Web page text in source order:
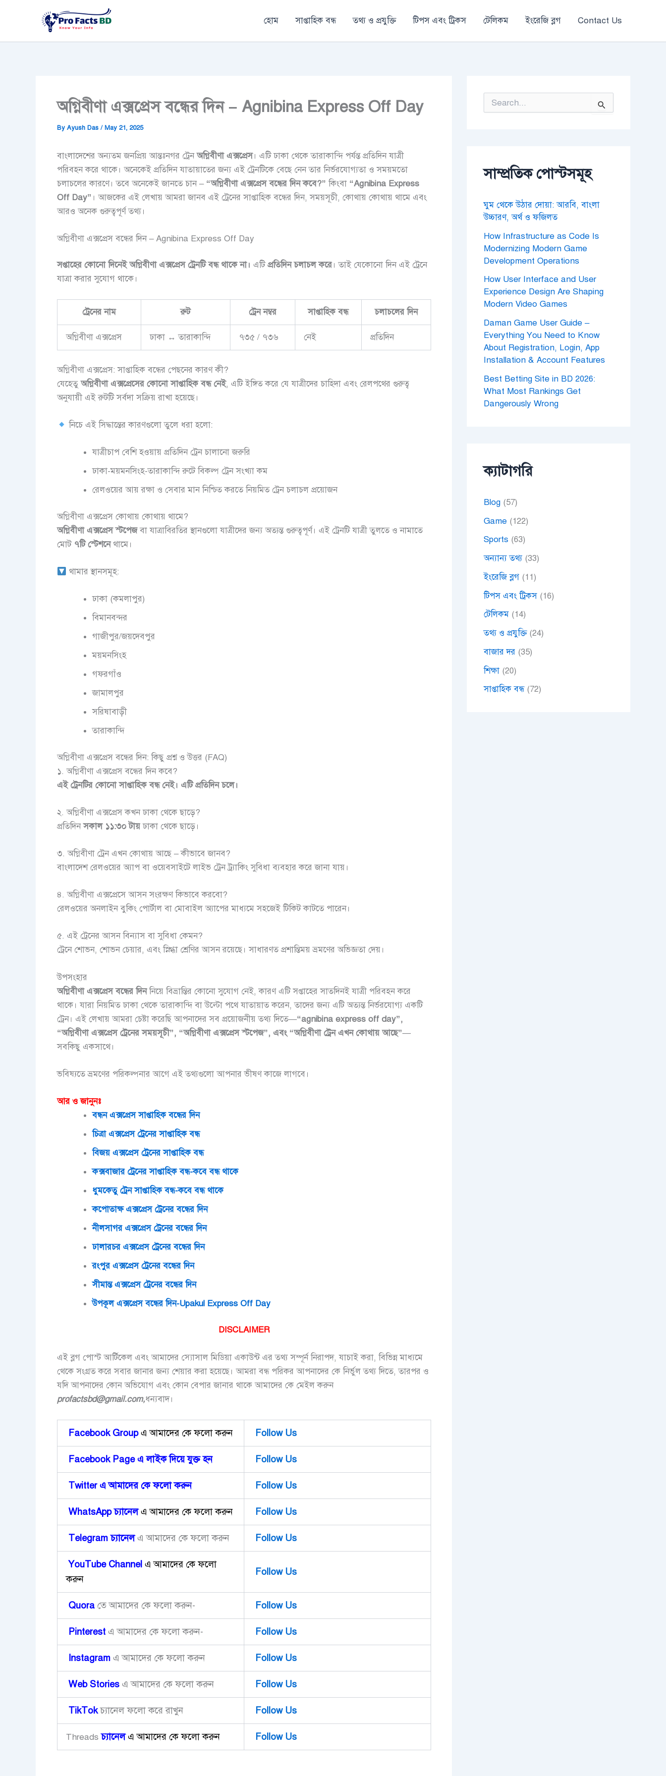
হোম সাপ্তাহিক বন্ধ তথ্য ও প্রযুক্তি টিপস এবং ট্রিকস টেলিকম ইংরেজি ব্লগ Contact Us
অগ্নিবীণা এক্সপ্রেস বন্ধের দিন – Agnibina Express Off Day
By Ayush Das /May 21, 2025
বাংলাদেশের অন্যতম জনপ্রিয় আন্তঃনগর ট্রেনঅগ্নিবীণা এক্সপ্রেস। এটি ঢাকা থেকে তারাকান্দি পর্যন্ত প্রতিদিন যাত্রী
পরিবহন করে থাকে। অনেকেই প্রতিদিন যাতায়াতের জন্য এই ট্রেনটিকে বেছে নেন তার নির্ভরযোগ্যতা ও সময়মতো
চলাচলের কারণে। তবে অনেকেই জানতে চান – “অগ্নিবীণা এক্সপ্রেস বন্ধের দিন কবে?” কিংবা “Agnibina Express
Off Day” । আজকের এই লেখায় আমরা জানব এই ট্রেনের সাপ্তাহিক বন্ধের দিন, সময়সূচী, কোথায় কোথায় থামে এবং
আরও অনেক গুরুত্বপূর্ণ তথ্য।
অগ্নিবীণা এক্সপ্রেস বন্ধের দিন – Agnibina Express Off Day
সপ্তাহের কোনো দিনেই অগ্নিবীণা এক্সপ্রেস ট্রেনটি বন্ধ থাকে না। এটিপ্রতিদিন চলাচল করে। তাই যেকোনো দিন এই ট্রেনে
যাত্রা করার সুযোগ থাকে।
ট্রেনের নাম রুট ট্রেন নম্বর সাপ্তাহিক বন্ধ চলাচলের দিন
অগ্নিবীণা এক্সপ্রেস ঢাকা ↔ তারাকান্দি ৭৩৫ / ৭৩৬ নেই প্রতিদিন
অগ্নিবীণা এক্সপ্রেস: সাপ্তাহিক বন্ধের পেছনের কারণ কী?
যেহেতুঅগ্নিবীণা এক্সপ্রেসের কোনো সাপ্তাহিক বন্ধ নেই, এটি ইঙ্গিত করে যে যাত্রীদের চাহিদা এবং রেলপথের গুরুত্ব
অনুযায়ী এই রুটটি সর্বদা সক্রিয় রাখা হয়েছে।
নিচে এই সিদ্ধান্তের কারণগুলো তুলে ধরা হলো:
যাত্রীচাপ বেশি হওয়ায় প্রতিদিন ট্রেন চালানো জরুরি
ঢাকা-ময়মনসিংহ-তারাকান্দি রুটে বিকল্প ট্রেন সংখ্যা কম
রেলওয়ের আয় রক্ষা ও সেবার মান নিশ্চিত করতে নিয়মিত ট্রেন চলাচল প্রয়োজন
অগ্নিবীণা এক্সপ্রেস কোথায় কোথায় থামে?
অগ্নিবীণা এক্সপ্রেস স্টপেজবা যাত্রাবিরতির স্থানগুলো যাত্রীদের জন্য অত্যন্ত গুরুত্বপূর্ণ। এই ট্রেনটি যাত্রী তুলতে ও নামাতে
মোট ৭টি স্টেশনেথামে।
থামার স্থানসমূহ:
ঢাকা (কমলাপুর)
বিমানবন্দর
গাজীপুর/জয়দেবপুর
ময়মনসিংহ
গফরগাঁও
জামালপুর
সরিষাবাড়ী
তারাকান্দি
অগ্নিবীণা এক্সপ্রেস বন্ধের দিন: কিছু প্রশ্ন ও উত্তর (FAQ)
১. অগ্নিবীণা এক্সপ্রেস বন্ধের দিন কবে?
এই ট্রেনটির কোনো সাপ্তাহিক বন্ধ নেই। এটি প্রতিদিন চলে।
২. অগ্নিবীণা এক্সপ্রেস কখন ঢাকা থেকে ছাড়ে?
প্রতিদিনসকাল ১১:৩০ টায়ঢাকা থেকে ছাড়ে।
৩. অগ্নিবীণা ট্রেন এখন কোথায় আছে – কীভাবে জানব?
বাংলাদেশ রেলওয়ের অ্যাপ বা ওয়েবসাইটে লাইভ ট্রেন ট্র্যাকিং সুবিধা ব্যবহার করে জানা যায়।
৪. অগ্নিবীণা এক্সপ্রেসে আসন সংরক্ষণ কিভাবে করবো?
রেলওয়ের অনলাইন বুকিং পোর্টাল বা মোবাইল অ্যাপের মাধ্যমে সহজেই টিকিট কাটতে পারেন।
৫. এই ট্রেনের আসন বিন্যাস বা সুবিধা কেমন?
ট্রেনে শোভন, শোভন চেয়ার, এবং স্নিগ্ধা শ্রেণির আসন রয়েছে। সাধারণত প্রশান্তিময় ভ্রমণের অভিজ্ঞতা দেয়।
উপসংহার
অগ্নিবীণা এক্সপ্রেস বন্ধের দিননিয়ে বিভ্রান্তির কোনো সুযোগ নেই, কারণ এটি সপ্তাহের সাতদিনই যাত্রী পরিবহন করে
থাকে। যারা নিয়মিত ঢাকা থেকে তারাকান্দি বা উল্টো পথে যাতায়াত করেন, তাদের জন্য এটি অত্যন্ত নির্ভরযোগ্য একটি
ট্রেন। এই লেখায় আমরা চেষ্টা করেছি আপনাদের সব প্রয়োজনীয় তথ্য দিতে—“agnibina express off day”,
“অগ্নিবীণা এক্সপ্রেস ট্রেনের সময়সূচী”, “অগ্নিবীণা এক্সপ্রেস স্টপেজ”, এবং “অগ্নিবীণা ট্রেন এখন কোথায় আছে”—
সবকিছু একসাথে।
ভবিষ্যতে ভ্রমণের পরিকল্পনার আগে এই তথ্যগুলো আপনার ভীষণ কাজে লাগবে।
আর ও জানুনঃ
বন্ধন এক্সপ্রেস সাপ্তাহিক বন্ধের দিন
চিত্রা এক্সপ্রেস ট্রেনের সাপ্তাহিক বন্ধ
বিজয় এক্সপ্রেস ট্রেনের সাপ্তাহিক বন্ধ
কক্সবাজার ট্রেনের সাপ্তাহিক বন্ধ-কবে বন্ধ থাকে
ধুমকেতু ট্রেন সাপ্তাহিক বন্ধ-কবে বন্ধ থাকে
কপোতাক্ষ এক্সপ্রেস ট্রেনের বন্ধের দিন
নীলসাগর এক্সপ্রেস ট্রেনের বন্ধের দিন
ঢালারচর এক্সপ্রেস ট্রেনের বন্ধের দিন
রংপুর এক্সপ্রেস ট্রেনের বন্ধের দিন
সীমান্ত এক্সপ্রেস ট্রেনের বন্ধের দিন
উপকূল এক্সপ্রেস বন্ধের দিন-Upakul Express Off Day
DISCLAIMER
এই ব্লগ পোস্ট আর্টিকেল এবং আমাদের স্যোসাল মিডিয়া একাউন্ট এর তথ্য সম্পূর্ন নিরাপদ, যাচাই করা, বিভিন্ন মাধ্যমে
থেকে সংগ্রত করে সবার জানার জন্য শেয়ার করা হয়েছে। আমরা বন্ধ পরিকর আপনাদের কে নির্ভুল তথ্য দিতে, তারপর ও
যদি আপনাদের কোন অভিযোগ এবং কোন বেপার জানার থাকে আমাদের কে মেইল করুন
profactsbd@gmail.com,ধন্যবাদ।
Facebook Groupএ আমাদের কে ফলো করুন Follow Us
Facebook Page এ লাইক দিয়ে ‍যুক্ত হন Follow Us
Twitter এ আমাদের কে ফলো করুন Follow Us
WhatsApp চ্যানেলএ আমাদের কে ফলো করুন Follow Us
Telegram চ্যানেলএ আমাদের কে ফলো করুন Follow Us
YouTube Channel এ আমাদের কে ফলো
করুন
Follow Us
Quora তে আমাদের কে ফলো করুন- Follow Us
Pinterest এ আমাদের কে ফলো করুন- Follow Us
Instagram এ আমাদের কে ফলো করুন Follow Us
Web Stories এ আমাদের কে ফলো করুন Follow Us
TikTok চ্যানেল ফলো করে রাখুন Follow Us
Threadsচ্যানেলএ আমাদের কে ফলো করুন Follow Us
rসাম্প্রতিক পোস্টসমূহ
ঘুম থেকে উঠার দোয়া: আরবি, বাংলা
উচ্চারণ, অর্থ ও ফজিলত
How Infrastructure as Code Is
Modernizing Modern Game
Development Operations
How User Interface and User
Experience Design Are Shaping
Modern Video Games
Daman Game User Guide –
Everything You Need to Know
About Registration, Login, App
Installation & Account Features
Best Betting Site in BD 2026:
What Most Rankings Get
Dangerously Wrong
ক্যাটাগরি
Blog (57)
Game (122)
Sports (63)
অন্যান্য তথ্য (33)
ইংরেজি ব্লগ (11)
টিপস এবং ট্রিকস (16)
টেলিকম (14)
তথ্য ও প্রযুক্তি(24)
বাজার দর (35)
শিক্ষা (20)
সাপ্তাহিক বন্ধ(72)